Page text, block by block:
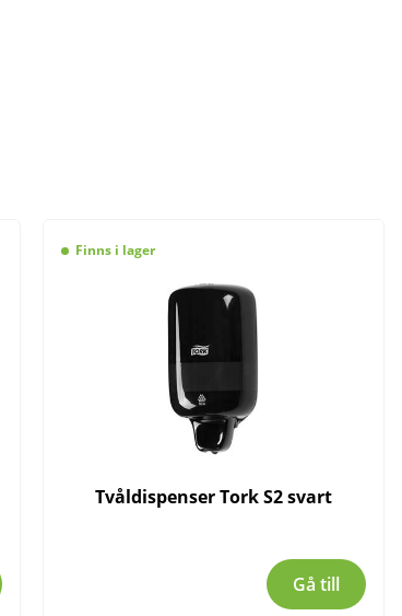
Finns i lager
Tvåldispenser Tork S2 svart
Gå till